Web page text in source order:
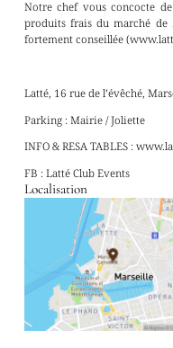
Notre chef vous concocte
produits frais du marché de
fortement conseillée
Latté, 16 rue de l’évêché,
Parking : Mairie / Joliette
INFO & RESA TABLES :
FB : Latté Club Events
Localisation